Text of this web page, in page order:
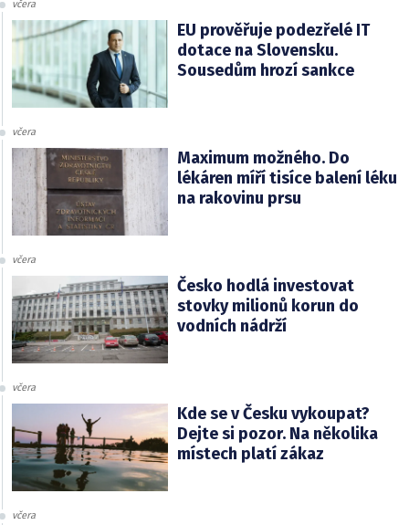
včera
EU prověřuje podezřelé IT
dotace na Slovensku.
Sousedům hrozí sankce
včera
Maximum možného. Do
lékáren míří tisíce balení léku
na rakovinu prsu
včera
Česko hodlá investovat
stovky milionů korun do
vodních nádrží
včera
Kde se v Česku vykoupat?
Dejte si pozor. Na několika
místech platí zákaz
včera